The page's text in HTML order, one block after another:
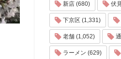
新店 (680) 伏
下京区 (1,331)
老舗 (1,052)
ラーメン (629)